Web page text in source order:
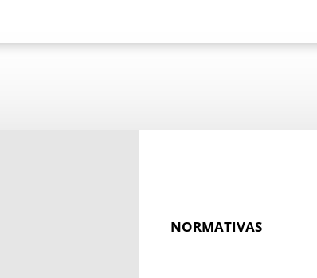
NORMATIVAS